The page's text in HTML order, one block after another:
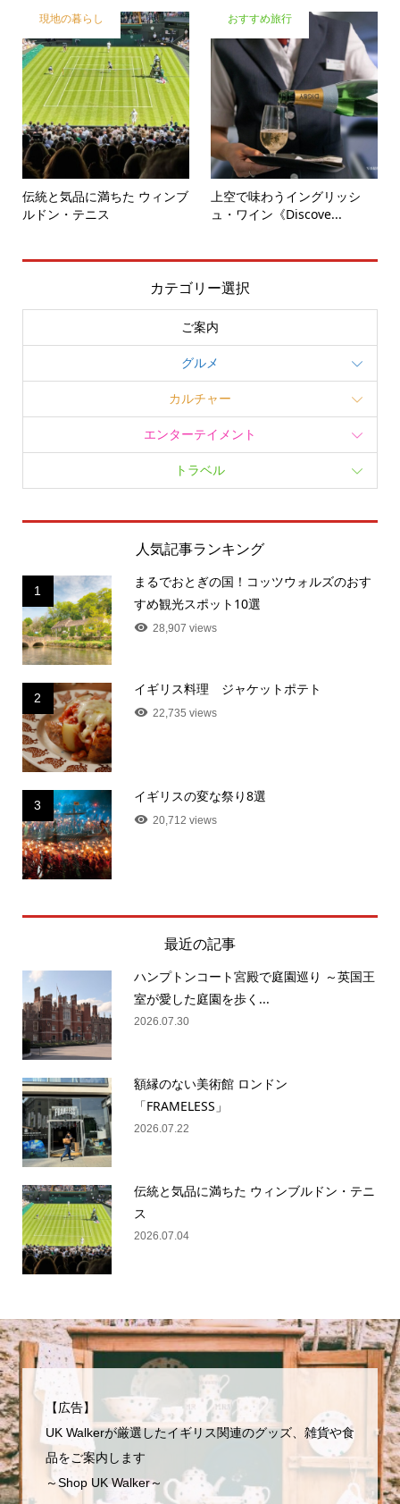
現地の暮らし
伝統と気品に満ちた ウィンブ
ルドン・テニス
おすすめ旅行
上空で味わうイングリッシ
ュ・ワイン《Discove...
カテゴリー選択
ご案内
グルメ
カルチャー
エンターテイメント
トラベル
人気記事ランキング
1
まるでおとぎの国！コッツウォルズのおす
すめ観光スポット10選
28,907 views
2
イギリス料理 ジャケットポテト
22,735 views
3
イギリスの変な祭り8選
20,712 views
最近の記事
ハンプトンコート宮殿で庭園巡り ～英国王
室が愛した庭園を歩く...
2026.07.30
額縁のない美術館 ロンドン
「FRAMELESS」
2026.07.22
伝統と気品に満ちた ウィンブルドン・テニ
ス
2026.07.04
【広告】
UK Walkerが厳選したイギリス関連のグッズ、雑貨や食
品をご案内します
～Shop UK Walker～